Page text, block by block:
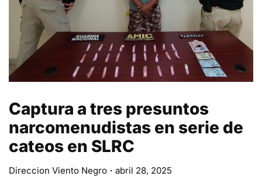
Captura a tres presuntos
narcomenudistas en serie de
cateos en SLRC
Direccion Viento Negro abril 28, 2025